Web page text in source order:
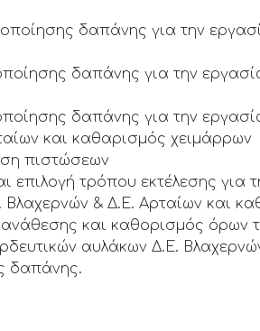
δαπάνης για την
δαπάνης για την
δαπάνης για την
και καθαρισμός χειμάρρων
πιστώσεων
επιλογή τρόπου εκτέλεσης
& Δ.Ε. Αρταίων και
ανάθεσης και καθορισμός
αυλάκων Δ.Ε.
δαπάνης.